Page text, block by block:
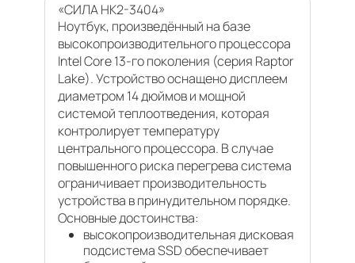
«СИЛА НК2-3404»
Ноутбук, произведённый на базе
высокопроизводительного процессора
Intel Core 13-го поколения (серия Raptor
Lake). Устройство оснащено дисплеем
диаметром 14 дюймов и мощной
системой теплоотведения, которая
контролирует температуру
центрального процессора. В случае
повышенного риска перегрева система
ограничивает производительность
устройства в принудительном порядке.
Основные достоинства:
высокопроизводительная дисковая
подсистема SSD обеспечивает